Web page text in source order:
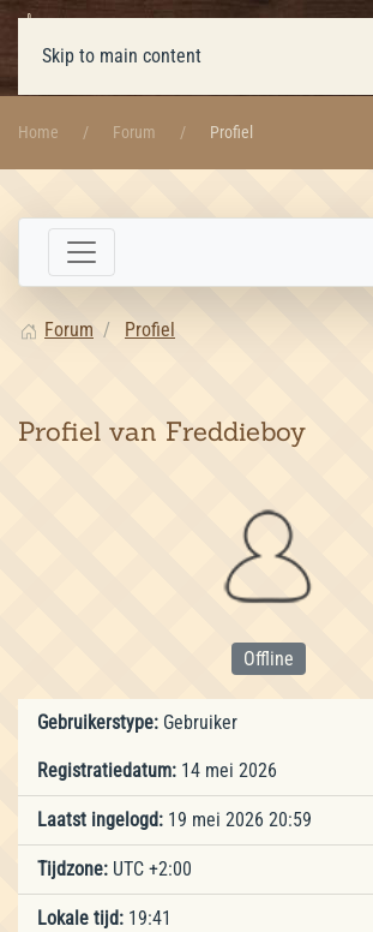
Skip to main content
Home Forum Profiel
Forum Profiel
Profiel van Freddieboy
Offline
Gebruikerstype: Gebruiker
Registratiedatum: 14 mei 2026
Laatst ingelogd: 19 mei 2026 20:59
Tijdzone: UTC +2:00
Lokale tijd: 19:41